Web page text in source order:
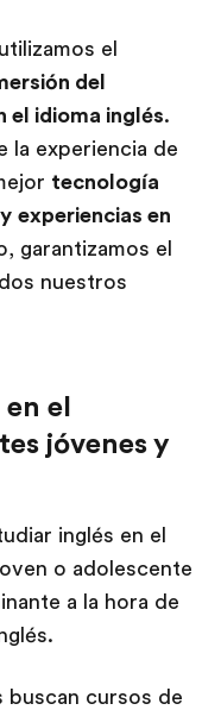
el
del
el idioma inglés.
la experiencia de
tecnología
experiencias en
garantizamos el
nuestros
el
jóvenes y
inglés en el
o adolescente
a la hora de
buscan cursos de